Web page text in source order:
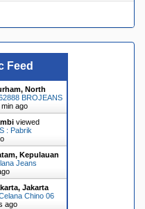
Feed
North
BROJEANS
min ago
viewed
: Pabrik
Kepulauan
Jeans
Jakarta
Chino 06
ago